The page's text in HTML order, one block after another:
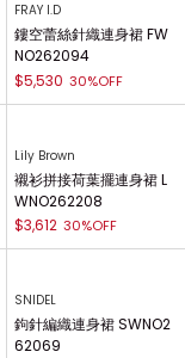
FRAY I.D
鏤空蕾絲針織連身裙 FW
NO262094
$5,530 30%OFF
Lily Brown
襯衫拼接荷葉擺連身裙 L
WNO262208
$3,612 30%OFF
SNIDEL
鉤針編織連身裙 SWNO2
62069